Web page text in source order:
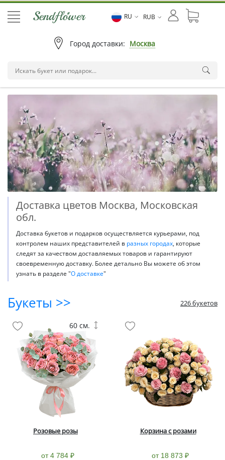
RU RUB
Город доставки: Москва
Доставка цветов Москва, Московская
обл.
Доставка букетов и подарков осуществляется курьерами, под
контролем наших представителей в разных городах, которые
следят за качеством доставляемых товаров и гарантируют
своевременную доставку. Более детально Вы можете об этом
узнать в разделе "О доставке"
Букеты >> 226 букетов
Розовые розы
от 4 784 ₽
60 см.
Корзина с розами
от 18 873 ₽